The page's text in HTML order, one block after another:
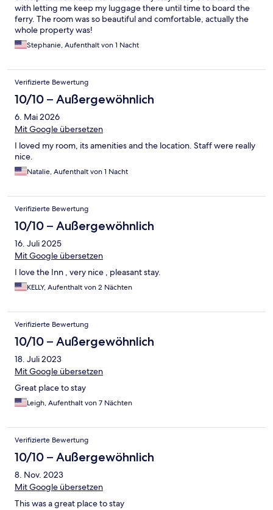
with letting me keep my luggage there until time to board the
ferry. The room was so beautiful and comfortable, actually the
whole property was!
Stephanie, Aufenthalt von 1 Nacht
Verifizierte Bewertung
10/10 – Außergewöhnlich
6. Mai 2026
Mit Google übersetzen
I loved my room, its amenities and the location. Staff were really
nice.
Natalie, Aufenthalt von 1 Nacht
Verifizierte Bewertung
10/10 – Außergewöhnlich
16. Juli 2025
Mit Google übersetzen
I love the Inn , very nice , pleasant stay.
KELLY, Aufenthalt von 2 Nächten
Verifizierte Bewertung
10/10 – Außergewöhnlich
18. Juli 2023
Mit Google übersetzen
Great place to stay
Leigh, Aufenthalt von 7 Nächten
Verifizierte Bewertung
10/10 – Außergewöhnlich
8. Nov. 2023
Mit Google übersetzen
This was a great place to stay